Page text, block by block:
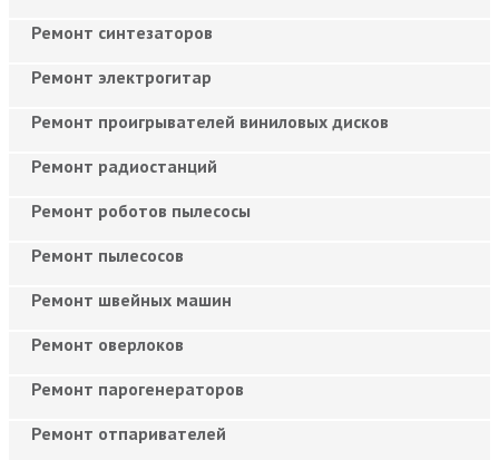
Ремонт синтезаторов
Ремонт электрогитар
Ремонт проигрывателей виниловых дисков
Ремонт радиостанций
Ремонт роботов пылесосы
Ремонт пылесосов
Ремонт швейных машин
Ремонт оверлоков
Ремонт парогенераторов
Ремонт отпаривателей